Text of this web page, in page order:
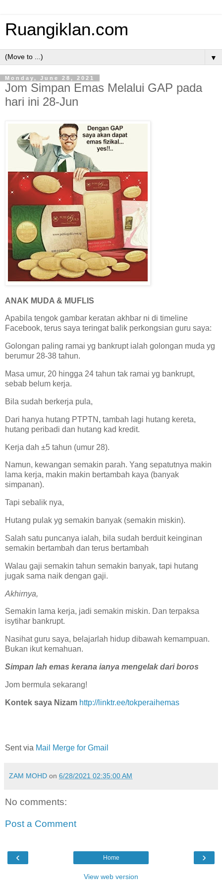
Ruangiklan.com
▼
Monday, June 28, 2021
Jom Simpan Emas Melalui GAP pada
hari ini 28-Jun
ANAK MUDA & MUFLIS
Apabila tengok gambar keratan akhbar ni di timeline
Facebook, terus saya teringat balik perkongsian guru saya:
Golongan paling ramai yg bankrupt ialah golongan muda yg
berumur 28-38 tahun.
Masa umur, 20 hingga 24 tahun tak ramai yg bankrupt,
sebab belum kerja.
Bila sudah berkerja pula,
Dari hanya hutang PTPTN, tambah lagi hutang kereta,
hutang peribadi dan hutang kad kredit.
Kerja dah ±5 tahun (umur 28).
Namun, kewangan semakin parah. Yang sepatutnya makin
lama kerja, makin makin bertambah kaya (banyak
simpanan).
Tapi sebalik nya,
Hutang pulak yg semakin banyak (semakin miskin).
Salah satu puncanya ialah, bila sudah berduit keinginan
semakin bertambah dan terus bertambah
Walau gaji semakin tahun semakin banyak, tapi hutang
jugak sama naik dengan gaji.
Akhirnya,
Semakin lama kerja, jadi semakin miskin. Dan terpaksa
isytihar bankrupt.
Nasihat guru saya, belajarlah hidup dibawah kemampuan.
Bukan ikut kemahuan.
Simpan lah emas kerana ianya mengelak dari boros
Jom bermula sekarang!
Kontek saya Nizam http://linktr.ee/tokperaihemas
Sent via Mail Merge for Gmail
ZAM MOHD on 6/28/2021 02:35:00 AM
No comments:
Post a Comment
‹ ›
Home
View web version